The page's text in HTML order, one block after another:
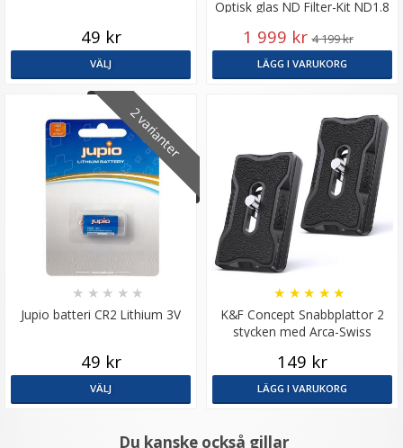
49 kr
VÄLJ
Optisk glas ND Filter-Kit ND1.8
1 999 kr 4 199 kr
LÄGG I VARUKORG
2 varianter
Jupio batteri CR2 Lithium 3V
★ ★ ★ ★ ★
49 kr
VÄLJ
K&F Concept Snabbplattor 2
stycken med Arca-Swiss
★ ★ ★ ★ ★
149 kr
LÄGG I VARUKORG
Du kanske också gillar